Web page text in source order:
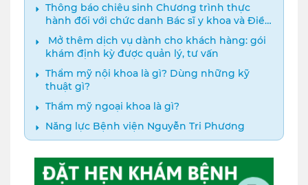
Thông báo chiêu sinh Chương trình thực
hành đối với chức danh Bác sĩ y khoa và Điều
dưỡng năm 2024
️ Mở thêm dịch vụ dành cho khách hàng: gói
khám định kỳ được quản lý, tư vấn
Thẩm mỹ nội khoa là gì? Dùng những kỹ
thuật gì?
Thẩm mỹ ngoại khoa là gì?
Năng lực Bệnh viện Nguyễn Tri Phương